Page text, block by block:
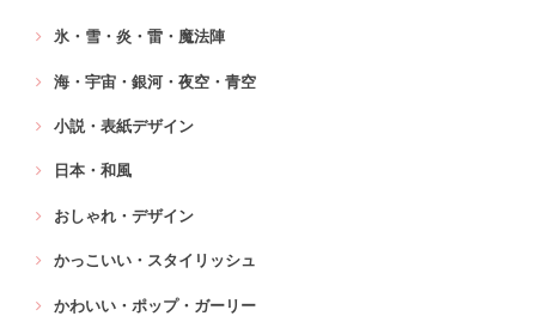
氷・雪・炎・雷・魔法陣
海・宇宙・銀河・夜空・青空
小説・表紙デザイン
日本・和風
おしゃれ・デザイン
かっこいい・スタイリッシュ
かわいい・ポップ・ガーリー